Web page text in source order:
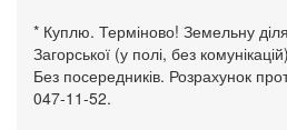
* Куплю. Терміново! Земельну
Загорської (у полі, без
Без посередників. Розрахунок
047-11-52.